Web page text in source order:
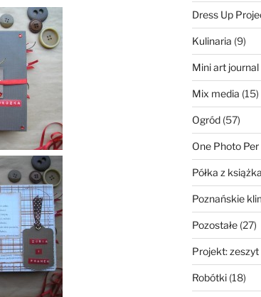
Dress Up
Kulinaria (9)
Mini art
Mix media (15)
Ogród(57)
One Photo Per
Półka z
Poznańskie
Pozostałe(27)
Projekt: zeszyt
Robótki(18)